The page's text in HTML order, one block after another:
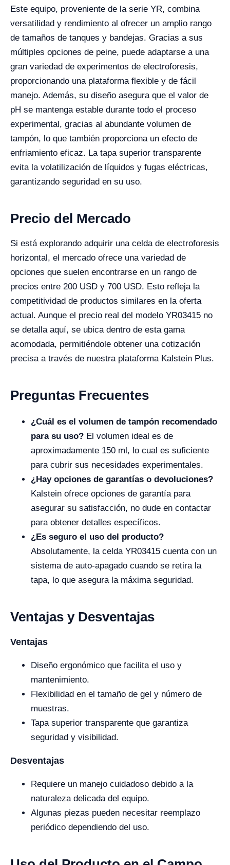
Este equipo, proveniente de la serie YR, combina
versatilidad y rendimiento al ofrecer un amplio rango
de tamaños de tanques y bandejas. Gracias a sus
múltiples opciones de peine, puede adaptarse a una
gran variedad de experimentos de electroforesis,
proporcionando una plataforma flexible y de fácil
manejo. Además, su diseño asegura que el valor de
pH se mantenga estable durante todo el proceso
experimental, gracias al abundante volumen de
tampón, lo que también proporciona un efecto de
enfriamiento eficaz. La tapa superior transparente
evita la volatilización de líquidos y fugas eléctricas,
garantizando seguridad en su uso.
Precio del Mercado
Si está explorando adquirir una celda de electroforesis
horizontal, el mercado ofrece una variedad de
opciones que suelen encontrarse en un rango de
precios entre 200 USD y 700 USD. Esto refleja la
competitividad de productos similares en la oferta
actual. Aunque el precio real del modelo YR03415 no
se detalla aquí, se ubica dentro de esta gama
acomodada, permitiéndole obtener una cotización
precisa a través de nuestra plataforma Kalstein Plus.
Preguntas Frecuentes
¿Cuál es el volumen de tampón recomendado
para su uso? El volumen ideal es de
aproximadamente 150 ml, lo cual es suficiente
para cubrir sus necesidades experimentales.
¿Hay opciones de garantías o devoluciones?
Kalstein ofrece opciones de garantía para
asegurar su satisfacción, no dude en contactar
para obtener detalles específicos.
¿Es seguro el uso del producto?
Absolutamente, la celda YR03415 cuenta con un
sistema de auto-apagado cuando se retira la
tapa, lo que asegura la máxima seguridad.
Ventajas y Desventajas
Ventajas
Diseño ergonómico que facilita el uso y
mantenimiento.
Flexibilidad en el tamaño de gel y número de
muestras.
Tapa superior transparente que garantiza
seguridad y visibilidad.
Desventajas
Requiere un manejo cuidadoso debido a la
naturaleza delicada del equipo.
Algunas piezas pueden necesitar reemplazo
periódico dependiendo del uso.